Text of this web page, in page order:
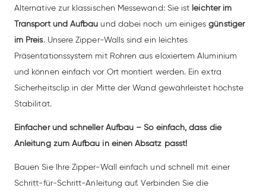
Alternative zur klassischen Messewand: Sie ist leichter im
Transport und Aufbau und dabei noch um einigesgünstiger
im Preis. Unsere Zipper-Walls sind ein leichtes
Präsentationssystem mit Rohren aus eloxiertem Aluminium
und können einfach vor Ort montiert werden. Ein extra
Sicherheitsclip in der Mitte der Wand gewährleistet höchste
Stabilität.
Einfacher und schneller Aufbau – So einfach, dass die
Anleitung zum Aufbau in einen Absatz passt!
Bauen Sie Ihre Zipper-Wall einfach und schnell mit einer
Schritt-für-Schritt-Anleitung auf. Verbinden Sie die